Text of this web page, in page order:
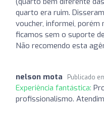
quarto era ruim.
voucher, informei, porém
ficamos sem o suporte
Não recomendo esta
nelson mota Publicado
Experiência fantástica:
profissionalismo.